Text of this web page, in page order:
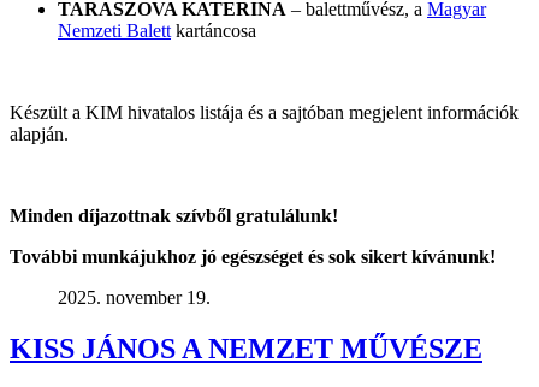
TARASZOVA KATERINA – balettművész, a Magyar
Nemzeti Balett kartáncosa
Készült a KIM hivatalos listája és a sajtóban megjelent információk
alapján.
Minden díjazottnak szívből gratulálunk!
További munkájukhoz jó egészséget és sok sikert kívánunk!
2025. november 19.
KISS JÁNOS A NEMZET MŰVÉSZE